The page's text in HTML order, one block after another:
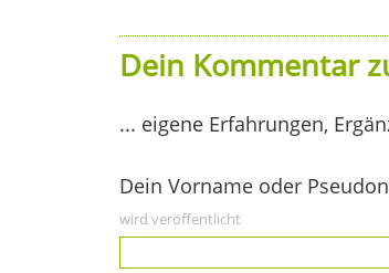
Dein Kommentar
... eigene Erfahrungen,
Dein Vorname oder
wird veröffentlicht